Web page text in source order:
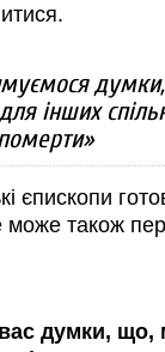
інших
єпископи
може також
думки, що,